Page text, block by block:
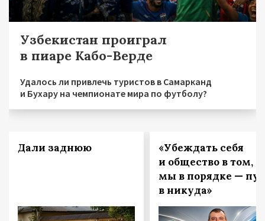
Узбекистан проиграл
в пиаре Кабо-Верде
Удалось ли привлечь туристов в Самарканд
и Бухару на чемпионате мира по футболу?
Дали заднюю
«Убеждать себя
и общество в том,
мы в порядке —
в никуда»